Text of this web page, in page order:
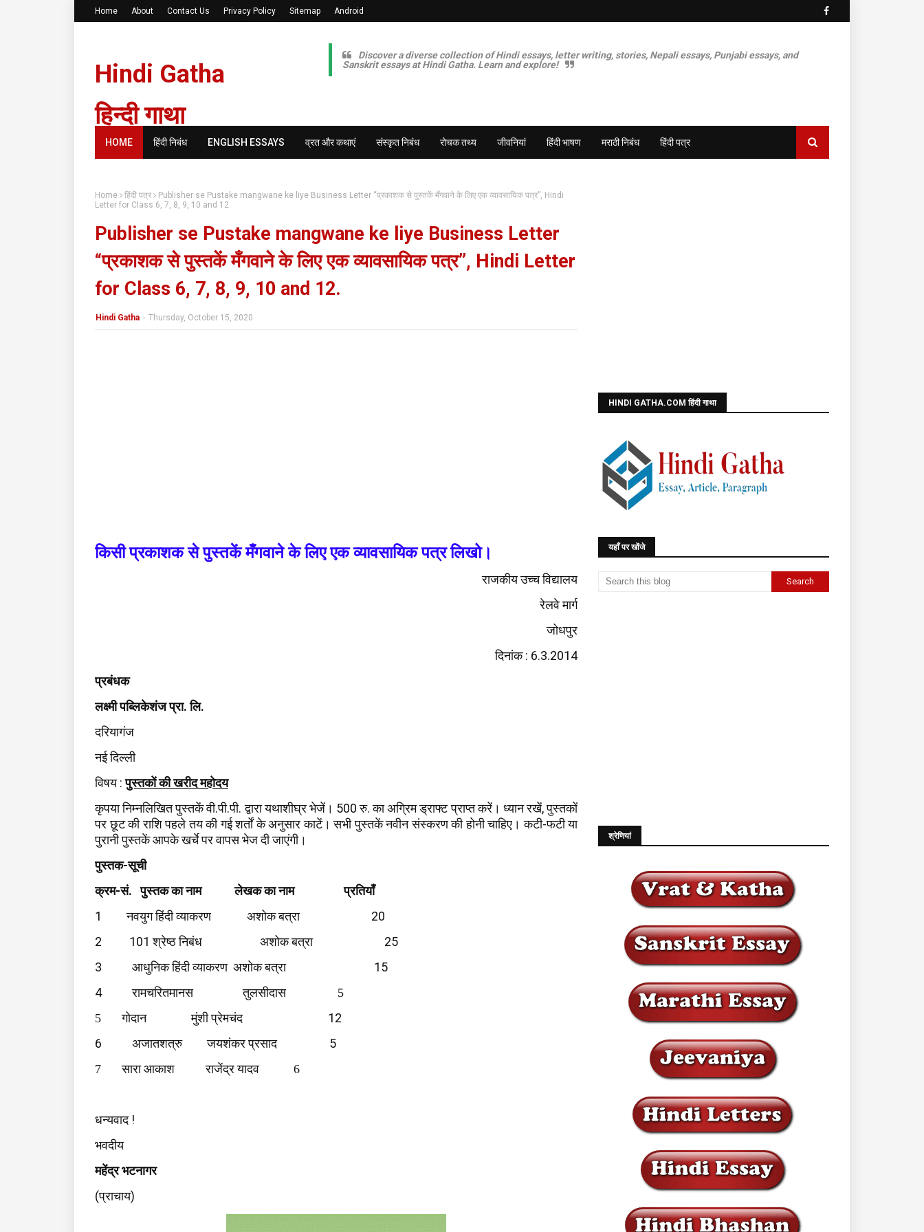
Home About Contact Us Privacy Policy Sitemap Android
Hindi Gatha
हिन्दी गाथा
Discover a diverse collection of Hindi essays, letter writing, stories, Nepali essays, Punjabi essays, and
Sanskrit essays at Hindi Gatha. Learn and explore!
HOME हिंदी निबंध ENGLISH ESSAYS व्रत और कथाएं संस्कृत निबंध रोचक तथ्य जीवनियां हिंदी भाषण मराठी निबंध हिंदी पत्र
Home हिंदी पत्र
Publisher se Pustake mangwane ke liye Business Letter “प्रकाशक से पुस्तकें मँगवाने के लिए एक व्यावसायिक पत्र”, Hindi
Letter for Class 6, 7, 8, 9, 10 and 12.
Publisher se Pustake mangwane ke liye Business Letter
“प्रकाशक से पुस्तकें मँगवाने के लिए एक व्यावसायिक पत्र”, Hindi Letter
for Class 6, 7, 8, 9, 10 and 12.
Hindi Gatha - Thursday, October 15, 2020
किसी प्रकाशक से पुस्तकें मँगवाने के लिए एक व्यावसायिक पत्र लिखो।
राजकीय उच्च विद्यालय
रेलवे मार्ग
जोधपुर
दिनांक: 6.3.2014
प्रबंधक
लक्ष्मी पब्लिकेशंज प्रा.लि.
दरियागंज
नई दिल्ली
विषय:पुस्तकों की खरीद महोदय
कृपया निम्नलिखित पुस्तकें वी.पी.पी.द्वारा यथाशीघ्र भेजें। 500रु.का अग्रिम ड्राफ्ट प्राप्त करें। ध्यान रखें,पुस्तकों
पर छूट की राशि पहले तय की गई शर्तों के अनुसार काटें। सभी पुस्तकें नवीन संस्करण की होनी चाहिए। कटी-फटी या
पुरानी पुस्तकें आपके खर्चे पर वापस भेज दी जाएंगी।
पुस्तक-सूची
क्रम-सं. पुस्तक का नाम लेखक का नाम प्रतियाँ
1 नवयुग हिंदी व्याकरण अशोक बत्रा
20
2
101श्रेष्ठ निबंध अशोक बत्रा
25
3
आधुनिक हिंदी व्याकरण अशोक बत्रा
15
4
रामचरितमानस तुलसीदास
5
5
गोदान मुंशी प्रेमचंद
12
6
अजातशत्रु जयशंकर प्रसाद 5
7 सारा आकाश राजेंद्र यादव 6
धन्यवाद!
भवदीय
महेंद्र भटनागर
(प्राचाय)
HINDI GATHA.COM हिंदी गाथा
यहाँ पर खोंजे
श्रेणियां